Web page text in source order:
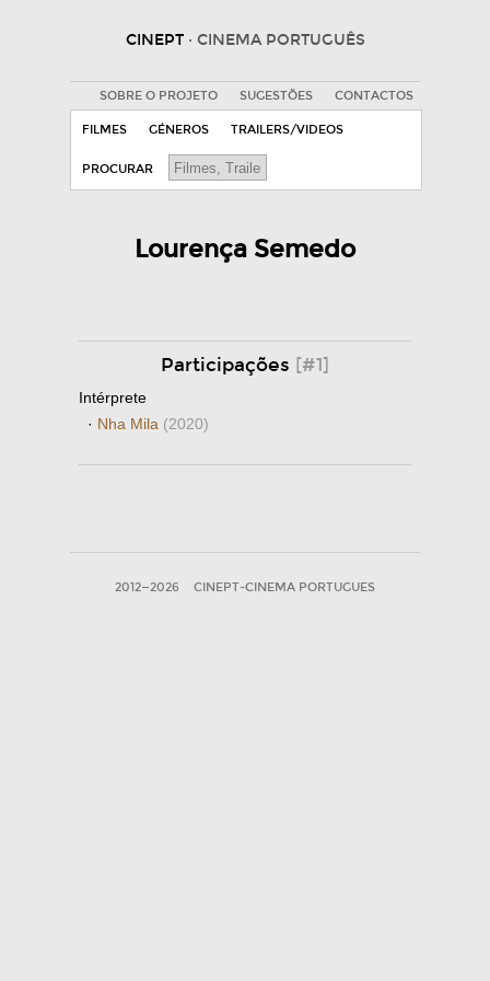
CINEPT · CINEMA PORTUGUÊS
SOBRE O PROJETO SUGESTÕES CONTACTOS
FILMES GÉNEROS TRAILERS/VIDEOS
PROCURAR
Lourença Semedo
Participações [#1]
Intérprete
· Nha Mila (2020)
2012—2026 CINEPT-CINEMA PORTUGUES